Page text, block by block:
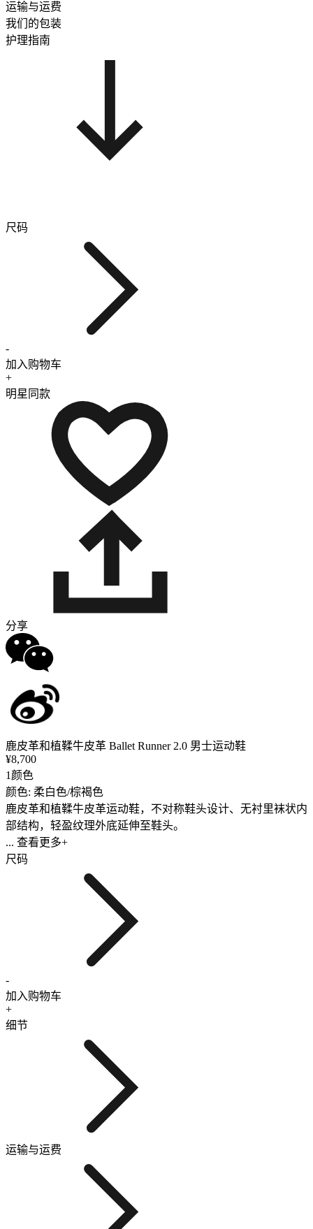
运输与运费
我们的包装
护理指南
尺码
-
加入购物车
+
明星同款
分享
鹿皮革和植鞣牛皮革 Ballet Runner 2.0 男士运动鞋
¥8,700
1颜色
颜色: 柔白色/棕褐色
鹿皮革和植鞣牛皮革运动鞋，不对称鞋头设计、无衬里袜状内
部结构，轻盈纹理外底延伸至鞋头。
... 查看更多+
尺码
-
加入购物车
+
细节
运输与运费